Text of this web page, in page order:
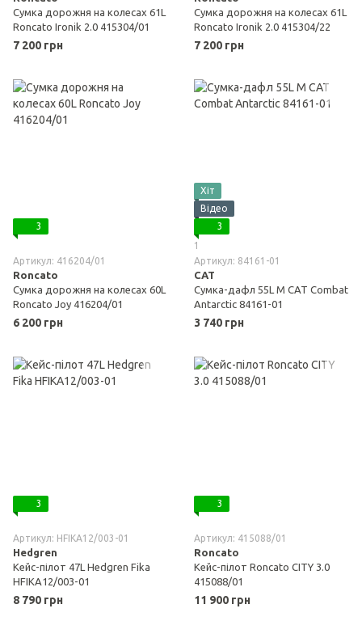
Сумка дорожня на колесах 61L
Roncato Ironik 2.0 415304/01
7 200 грн
Сумка дорожня на колесах 61L
Roncato Ironik 2.0 415304/22
7 200 грн
3
Артикул: 416204/01
Roncato
Сумка дорожня на колесах 60L
Roncato Joy 416204/01
6 200 грн
Хіт
Відео
3
1
Артикул: 84161-01
CAT
Сумка-дафл 55L М CAT Combat
Antarctic 84161-01
3 740 грн
3
Артикул: HFIKA12/003-01
Hedgren
Кейс-пілот 47L Hedgren Fika
HFIKA12/003-01
8 790 грн
3
Артикул: 415088/01
Roncato
Кейс-пілот Roncato CITY 3.0
415088/01
11 900 грн